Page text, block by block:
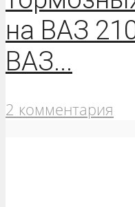
на ВАЗ
ВАЗ...
2 комментария